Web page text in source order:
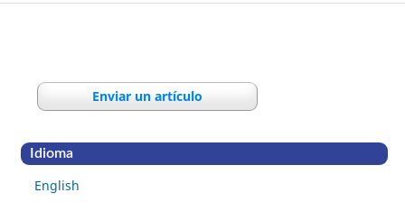
Enviar un artículo
Idioma
English